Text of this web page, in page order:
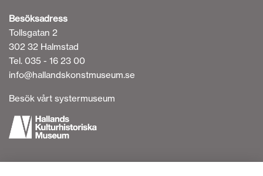
Besöksadress
Tollsgatan 2
302 32 Halmstad
Tel. 035 - 16 23 00
info@hallandskonstmuseum.se
Besök vårt systermuseum